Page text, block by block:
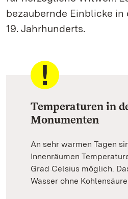
bezaubernde Einblicke in
19. Jahrhunderts.
Temperaturen in
Monumenten
An sehr warmen Tagen
Innenräumen
Grad Celsius möglich.
Wasser ohne